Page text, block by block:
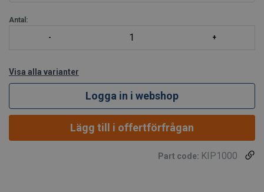
Antal:
Visa alla varianter
Logga in i webshop
Lägg till i offertförfrågan
Part code: KIP1000